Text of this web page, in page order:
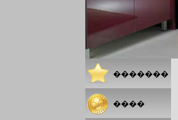
�������
����